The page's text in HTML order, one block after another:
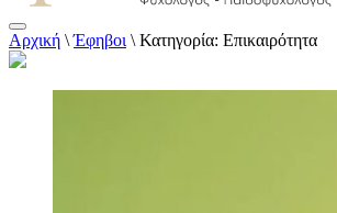
Αλεξάνδρα Καππάτου
Παιδοψυχολόγος
Αρχική \Έφηβοι \ Κατηγορία: Επικαιρότητα